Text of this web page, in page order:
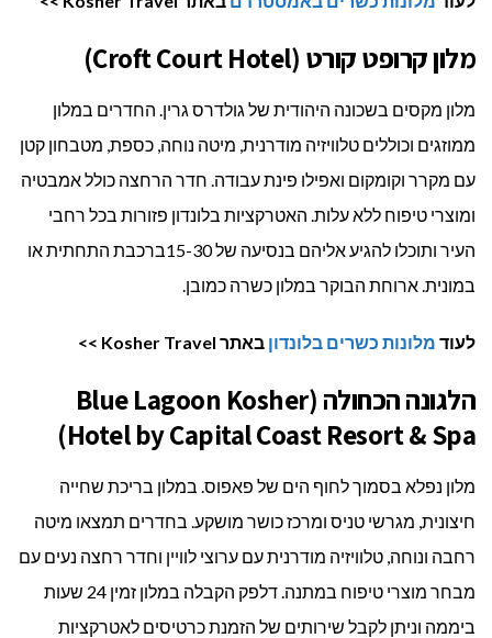
מלון קרופט קורט (Croft Court Hotel)
מלון מקסים בשכונה היהודית של גולדרס גרין. החדרים במלון
ממוזגים וכוללים טלוויזיה מודרנית, מיטה נוחה, כספת, מטבחון קטן
עם מקרר וקומקום ואפילו פינת עבודה. חדר הרחצה כולל אמבטיה
ומוצרי טיפוח ללא עלות. האטרקציות בלונדון פזורות בכל רחבי
העיר ותוכלו להגיע אליהם בנסיעה של 15-30ברכבת התחתית או
במונית. ארוחת הבוקר במלון כשרה כמובן.
לעוד מלונות כשרים בלונדון באתר Kosher Travel >>
הלגונה הכחולה (Blue Lagoon Kosher
Hotel by Capital Coast Resort & Spa)
מלון נפלא בסמוך לחוף הים של פאפוס. במלון בריכת שחייה
חיצונית, מגרשי טניס ומרכז כושר מושקע. בחדרים תמצאו מיטה
רחבה ונוחה, טלוויזיה מודרנית עם ערוצי לוויין וחדר רחצה נעים עם
מבחר מוצרי טיפוח במתנה. דלפק הקבלה במלון זמין 24 שעות
ביממה וניתן לקבל שירותים של הזמנת כרטיסים לאטרקציות